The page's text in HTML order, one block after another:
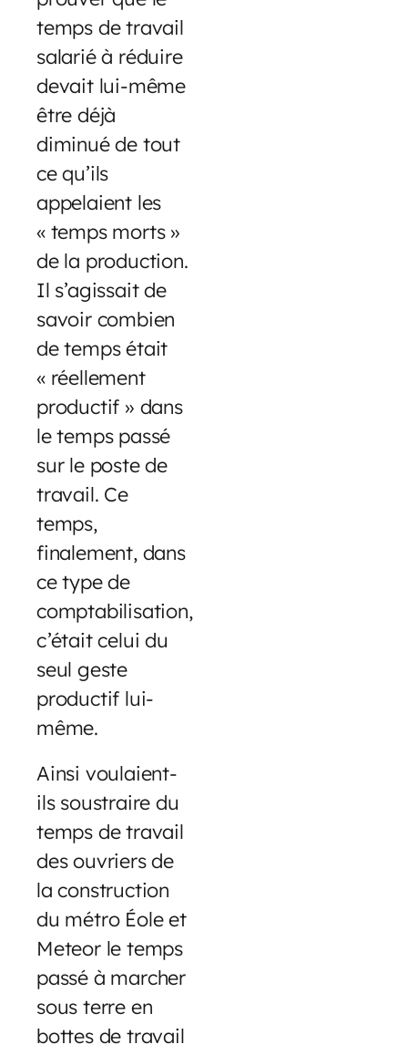
temps de travail
salarié à réduire
devait lui-même
être déjà
diminué de tout
ce qu’ils
appelaient les
« temps morts »
de la production.
Il s’agissait de
savoir combien
de temps était
« réellement
productif » dans
le temps passé
sur le poste de
travail. Ce
temps,
finalement, dans
ce type de
comptabilisation,
c’était celui du
seul geste
productif lui-
même.
Ainsi voulaient-
ils soustraire du
temps de travail
des ouvriers de
la construction
du métro Éole et
Meteor le temps
passé à marcher
sous terre en
bottes de travail